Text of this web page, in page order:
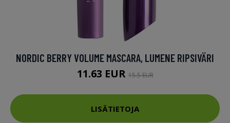
NORDIC BERRY VOLUME MASCARA, LUMENE RIPSIVÄRI
11.63 EUR15.5 EUR
LISÄTIETOJA